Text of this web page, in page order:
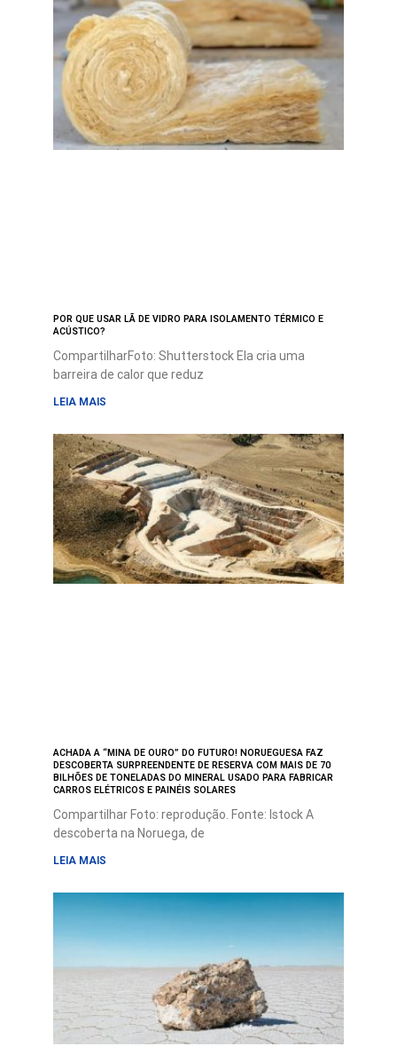
POR QUE USAR LÃ DE VIDRO PARA ISOLAMENTO TÉRMICO E
ACÚSTICO?
CompartilharFoto: Shutterstock Ela cria uma
barreira de calor que reduz
LEIA MAIS
ACHADA A “MINA DE OURO” DO FUTURO! NORUEGUESA FAZ
DESCOBERTA SURPREENDENTE DE RESERVA COM MAIS DE 70
BILHÕES DE TONELADAS DO MINERAL USADO PARA FABRICAR
CARROS ELÉTRICOS E PAINÉIS SOLARES
Compartilhar Foto: reprodução. Fonte: Istock A
descoberta na Noruega, de
LEIA MAIS